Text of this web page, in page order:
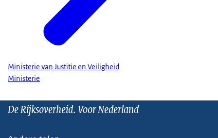
Ministerie van Justitie en Veiligheid
Ministerie
De Rijksoverheid. Voor Nederland